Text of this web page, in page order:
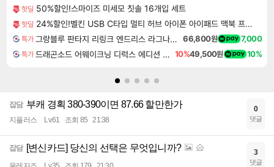
핫딜 50%할인!스마이즈 미세모 칫솔 16개입 세트
핫딜 24%할인!벨킨 USB C타입 멀티 허브 아이폰 아이패드 맥북 프로 에어 노트북 호환
특가 그랑블루 판타지 리링크 엔드리스 라그나로크 Granblue Fantasy Relink Endless Ragnarok 66,800원 7,000
특가 드래곤소드 어웨이크닝 디럭스 에디션 DragonSword Awakening Deluxe Edition 10%49,500원 10%
잡담 부캐 경획 380-390이면 87.66 할만한가
지플러스 Lv.61 조회 85 21:38
0
댓글
잡담 [변신카드] 당신의 선택은 무엇입니까? 3
댓글